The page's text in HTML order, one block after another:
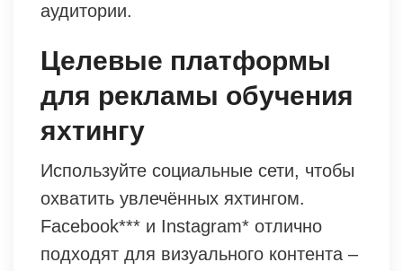
аудитории.
Целевые платформы
для рекламы обучения
яхтингу
Используйте социальные сети, чтобы
охватить увлечённых яхтингом.
Facebook*** и Instagram* отлично
подходят для визуального контента –